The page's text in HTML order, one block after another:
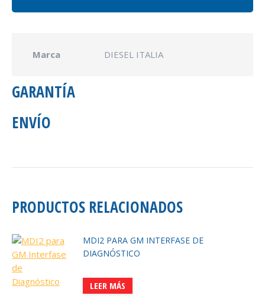
Marca DIESEL ITALIA
GARANTÍA
ENVÍO
PRODUCTOS RELACIONADOS
MDI2 PARA GM INTERFASE DE
DIAGNÓSTICO
LEER MÁS